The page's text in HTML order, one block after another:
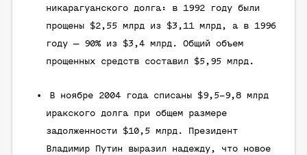
никарагуанского долга: в 1992 году были
прощены $2,55 млрд из $3,11 млрд, а в 1996
году — 90% из $3,4 млрд. Общий объем
прощенных средств составил $5,95 млрд.
В ноябре 2004 года списаны $9,5–9,8 млрд
иракского долга при общем размере
задолженности $10,5 млрд. Президент
Владимир Путин выразил надежду, что новое